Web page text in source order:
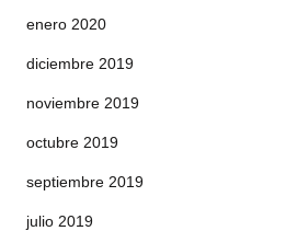
enero 2020
diciembre 2019
noviembre 2019
octubre 2019
septiembre 2019
julio 2019